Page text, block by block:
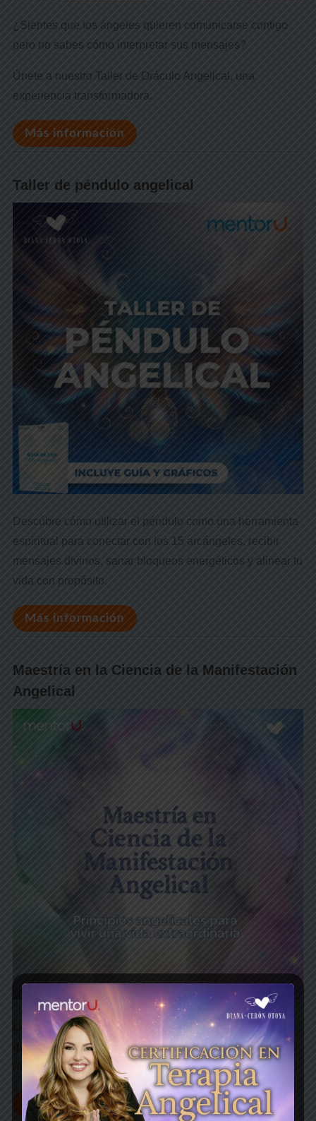
¿Sientes que los ángeles quieren comunicarse contigo
pero no sabes cómo interpretar sus mensajes?
Únete a nuestro Taller de Oráculo Angelical, una
experiencia transformadora.
Más información
Taller de péndulo angelical
Descúbre cómo utilizar el péndulo como una herramienta
espiritual para conectar con los 15 arcángeles, recibir
mensajes divinos, sanar bloqueos energéticos y alinear tu
vida con propósito.
Más información
Maestría en la Ciencia de la Manifestación
Angelical
La Maestría en la Ciencia de la Manifestación Angelical
que te ayuda a crear tu vida extraordinaria 3 veces más
rápido con la ayuda del cielo, inscripciones abiertas…
Más información